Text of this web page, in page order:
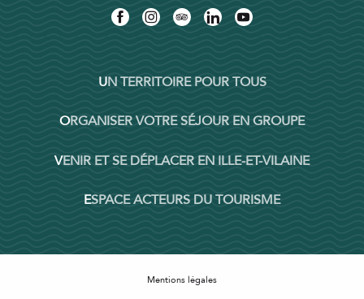
UN TERRITOIRE POUR TOUS
ORGANISER VOTRE SÉJOUR EN GROUPE
VENIR ET SE DÉPLACER EN ILLE-ET-VILAINE
ESPACE ACTEURS DU TOURISME
Mentions légales